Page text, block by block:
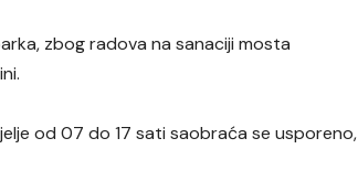
zbog radova na sanaciji mosta
od 07 do 17 sati saobraća se usporeno,